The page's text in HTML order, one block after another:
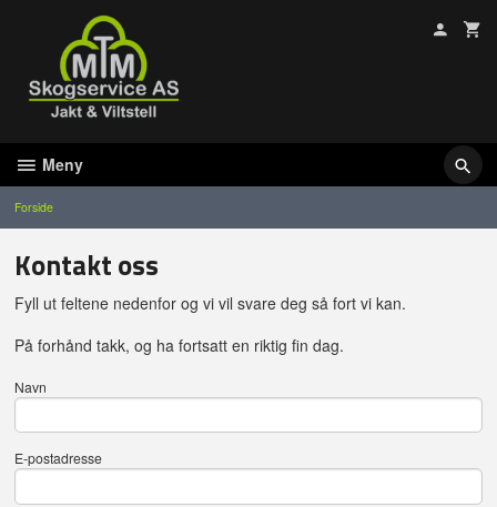
innholdet
Meny
Forside
Kontakt oss
Fyll ut feltene nedenfor og vi vil svare deg så fort vi kan.
På forhånd takk, og ha fortsatt en riktig fin dag.
Navn
E-postadresse